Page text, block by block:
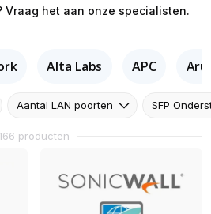
het aan onze specialisten.
Alta Labs APC
Aantal LAN poorten SFP
producten